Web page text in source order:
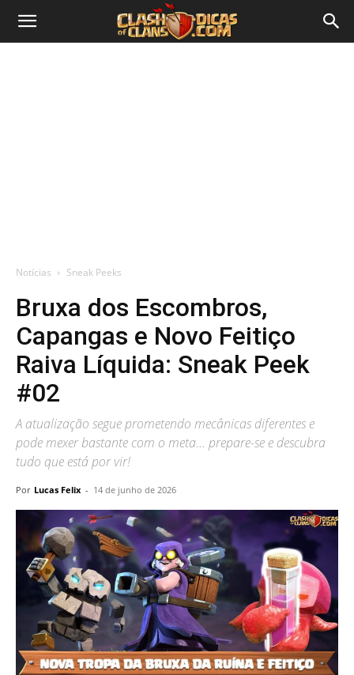
Notícias Sneak Peeks
Bruxa dos Escombros,
Capangas e Novo Feitiço
Raiva Líquida: Sneak Peek
#02
A atualização segue prometendo mecânicas diferentes e
pode mexer bastante com o meta... prepare-se e descubra
tudo que está por vir!
Por Lucas Felix - 14 de junho de 2026